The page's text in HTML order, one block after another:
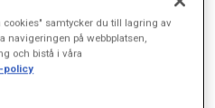
cookies" samtycker du till lagring av
navigeringen på webbplatsen,
och bistå i våra
policy